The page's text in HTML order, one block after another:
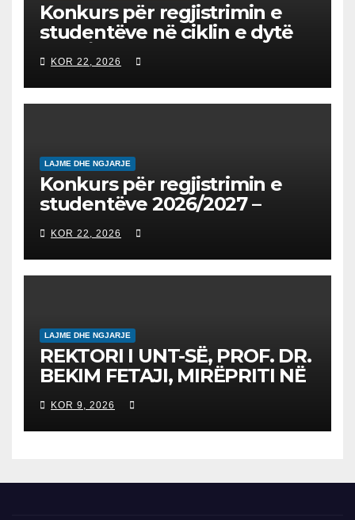
Konkurs për regjistrimin e
studentëve në ciklin e dytë
2026/2027 – Конкурс за
запишување на студенти
на втор циклус студии за
2026/2027
KOR 22, 2026
LAJME DHE NGJARJE
Konkurs për regjistrimin e
studentëve 2026/2027 –
Конкурс за запишување на
студенти за 2026/2027
KOR 22, 2026
LAJME DHE NGJARJE
REKTORI I UNT-SË, PROF. DR.
BEKIM FETAJI, MIRËPRITI NË
TAKIM ZYRTAR DREJTORIN E
SH.A MEPSO, DR. BURIM
LATIFIN
KOR 9, 2026